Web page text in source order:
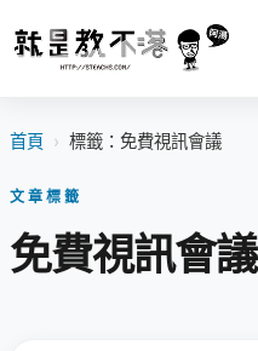
首頁 › 標籤：免費視訊會議
文章標籤
免費視訊會議